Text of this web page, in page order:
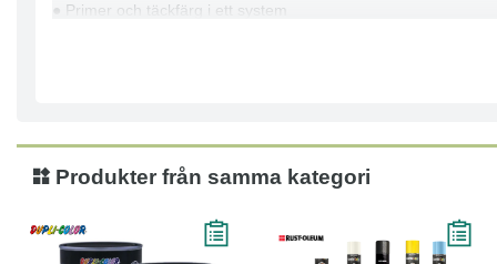
● Primer och täckfärg i ett system
● Metallrena eller manuellt avrostade stålytor
● För lätt industriella miljöer
● Vid mer aggressiva miljöer rekommenderas grundning med
Produkter från samma kategori